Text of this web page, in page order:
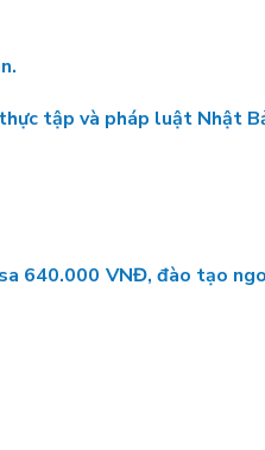
tập và pháp luật Nhật
640.000 VNĐ, đào tạo